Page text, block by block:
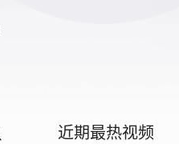
近期最热视频